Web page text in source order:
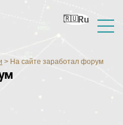
Ru
En
Ua
Ro
Nl
> На сайте заработал форум